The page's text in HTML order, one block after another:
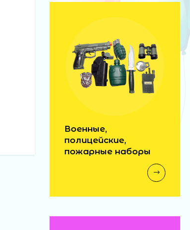
85 ₽
палка свет звездн
войны (300)
автобус н/б 29см в
кор (60)
Военные,
полицейские,
пожарные наборы